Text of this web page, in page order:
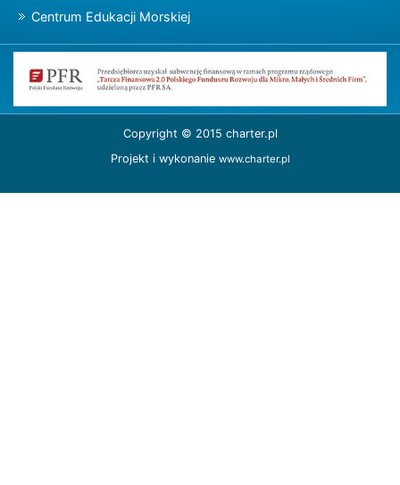
Centrum Edukacji Morskiej
Copyright © 2015 charter.pl
Projekt i wykonanie www.charter.pl